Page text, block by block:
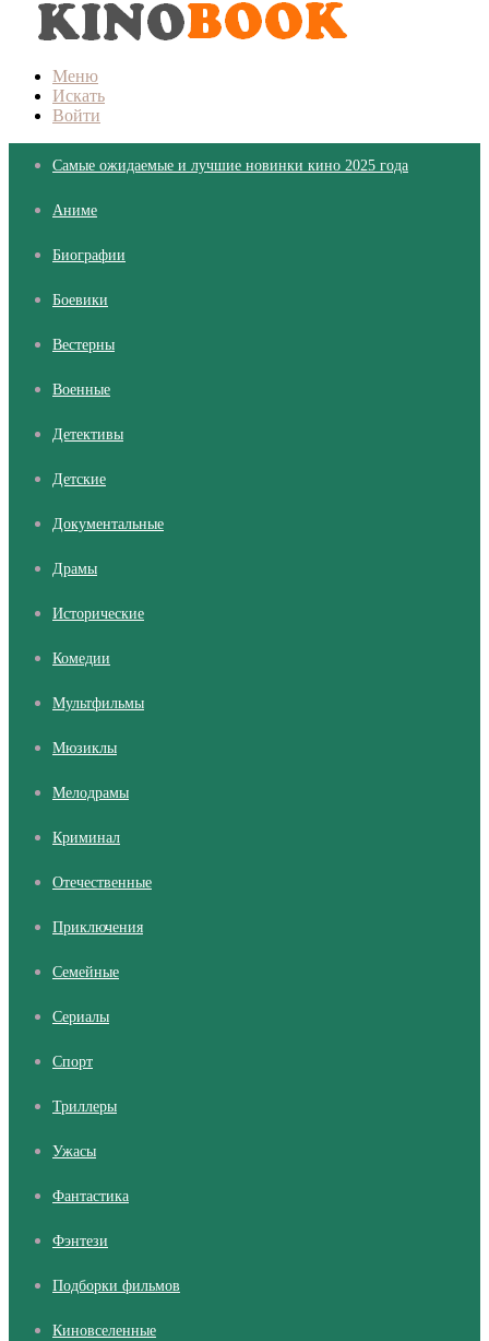
Меню
Искать
Войти
Самые ожидаемые и лучшие новинки кино 2025 года
Аниме
Биографии
Боевики
Вестерны
Военные
Детективы
Детские
Документальные
Драмы
Исторические
Комедии
Мультфильмы
Мюзиклы
Мелодрамы
Криминал
Отечественные
Приключения
Семейные
Сериалы
Cпорт
Триллеры
Ужасы
Фантастика
Фэнтези
Подборки фильмов
Киновселенные